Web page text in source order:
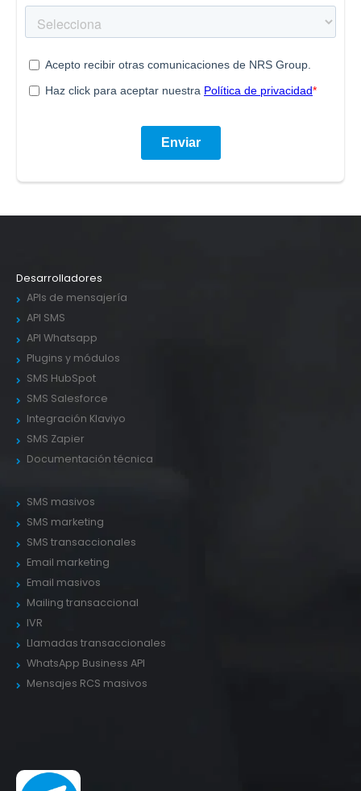
Desarrolladores
APIs de mensajería
API SMS
API Whatsapp
Plugins y módulos
SMS HubSpot
SMS Salesforce
Integración Klaviyo
SMS Zapier
Documentación técnica
SMS masivos
SMS marketing
SMS transaccionales
Email marketing
Email masivos
Mailing transaccional
IVR
Llamadas transaccionales
WhatsApp Business API
Mensajes RCS masivos